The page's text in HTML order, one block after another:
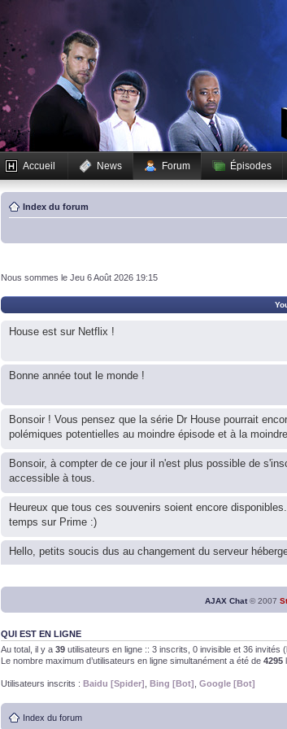
Accueil News Forum Épisodes
Index du forum
Nous sommes le Jeu 6 Août 2026 19:15
House est sur Netflix !
Bonne année tout le monde !
Bonsoir ! Vous pensez que la série Dr House pourrait
polémiques potentielles au moindre épisode et à la
Bonsoir, à compter de ce jour il n'est plus possible de
accessible à tous.
Heureux que tous ces souvenirs soient encore
temps sur Prime :)
Hello, petits soucis dus au changement du serveur
Bon, 2020, ça n'a pas trop marché. JE vous souhaite une
J'ai l'impression que nous n'avons pas fait les survivor
Bonne année 2020 !
AJAX Chat© 2007
QUI EST EN LIGNE
Au total, il y a 39 utilisateurs en ligne :: 3 inscrits, 0 invisible et 36
Le nombre maximum d’utilisateurs en ligne simultanément a été de 4295
Utilisateurs inscrits : Baidu [Spider] Bing [Bot] Google [Bot]
Index du forum